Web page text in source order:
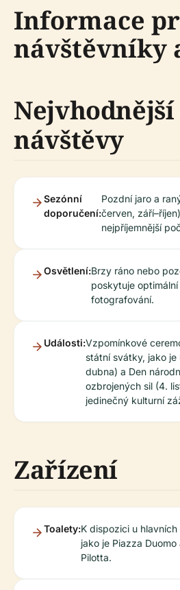
Informace
návštěvníky
Nejvhodnější
návštěvy
Sezónní
doporučení:
Pozdní jaro a
červen,
nejpříjemnější
Osvětlení:Brzy ráno nebo
poskytuje
fotografování.
Události:Vzpomínkové
státní svátky, jako
dubna) a Den
ozbrojených sil (4.
jedinečný kulturní
Zařízení
Toalety:K dispozici u
jako je Piazza
Pilotta.